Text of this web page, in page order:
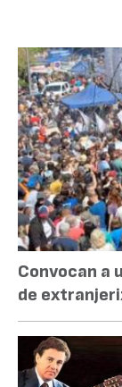
Convocan a
de